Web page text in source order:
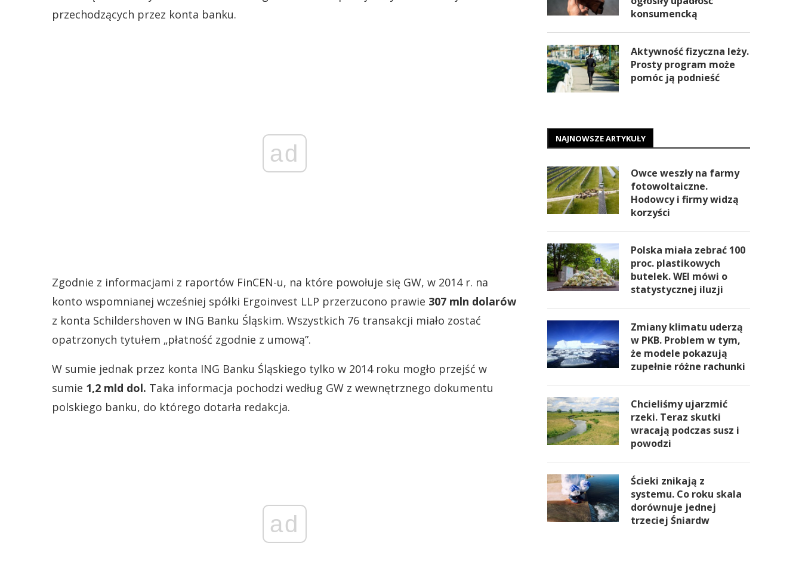
przechodzących przez konta banku.
ad
Zgodnie z informacjami z raportów FinCEN-u, na które powołuje się GW, w 2014 r. na
konto wspomnianej wcześniej spółki Ergoinvest LLP przerzucono prawie 307 mln dolarów
z konta Schildershoven w ING Banku Śląskim. Wszystkich 76 transakcji miało zostać
opatrzonych tytułem „płatność zgodnie z umową”.
W sumie jednak przez konta ING Banku Śląskiego tylko w 2014 roku mogło przejść w
sumie 1,2 mld dol. Taka informacja pochodzi według GW z wewnętrznego dokumentu
polskiego banku, do którego dotarła redakcja.
ad
konsumencką
Aktywność fizyczna leży.
Prosty program może
pomóc ją podnieść
NAJNOWSZE ARTYKUŁY
Owce weszły na farmy
fotowoltaiczne.
Hodowcy i firmy widzą
korzyści
Polska miała zebrać 100
proc. plastikowych
butelek. WEI mówi o
statystycznej iluzji
Zmiany klimatu uderzą
w PKB. Problem w tym,
że modele pokazują
zupełnie różne rachunki
Chcieliśmy ujarzmić
rzeki. Teraz skutki
wracają podczas susz i
powodzi
Ścieki znikają z
systemu. Co roku skala
dorównuje jednej
trzeciej Śniardw